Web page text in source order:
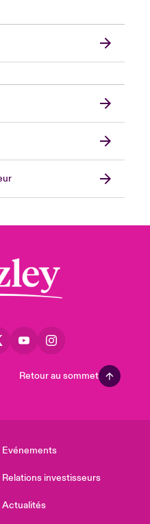
Retour au sommet
Evénements
Relations investisseurs
Actualités